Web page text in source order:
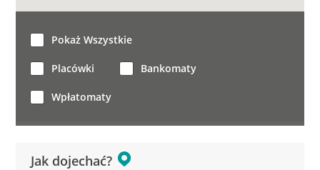
Jak dojechać?
Pokaż Wszystkie
Placówki Bankomaty
Wpłatomaty